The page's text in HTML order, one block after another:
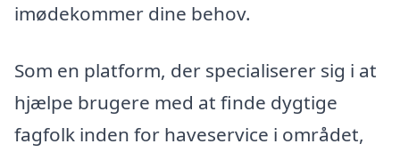
imødekommer dine behov.
Som en platform, der specialiserer sig i at
hjælpe brugere med at finde dygtige
fagfolk inden for haveservice i området,